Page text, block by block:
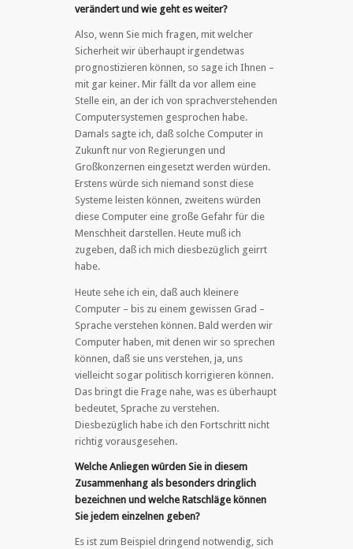
verändert und wie geht es weiter?
Also, wenn Sie mich fragen, mit welcher
Sicherheit wir überhaupt irgendetwas
prognostizieren können, so sage ich Ihnen –
mit gar keiner. Mir fällt da vor allem eine
Stelle ein, an der ich von sprachverstehenden
Computersystemen gesprochen habe.
Damals sagte ich, daß solche Computer in
Zukunft nur von Regierungen und
Großkonzernen eingesetzt werden würden.
Erstens würde sich niemand sonst diese
Systeme leisten können, zweitens würden
diese Computer eine große Gefahr für die
Menschheit darstellen. Heute muß ich
zugeben, daß ich mich diesbezüglich geirrt
habe.
Heute sehe ich ein, daß auch kleinere
Computer – bis zu einem gewissen Grad –
Sprache verstehen können. Bald werden wir
Computer haben, mit denen wir so sprechen
können, daß sie uns verstehen, ja, uns
vielleicht sogar politisch korrigieren können.
Das bringt die Frage nahe, was es überhaupt
bedeutet, Sprache zu verstehen.
Diesbezüglich habe ich den Fortschritt nicht
richtig vorausgesehen.
Welche Anliegen würden Sie in diesem
Zusammenhang als besonders dringlich
bezeichnen und welche Ratschläge können
Sie jedem einzelnen geben?
Es ist zum Beispiel dringend notwendig, sich